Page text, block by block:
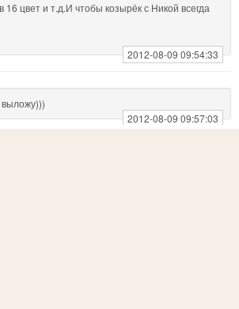
цвет и т.д.И чтобы козырёк с Никой всегда
2012-08-09 09:54:33
2012-08-09 09:57:03